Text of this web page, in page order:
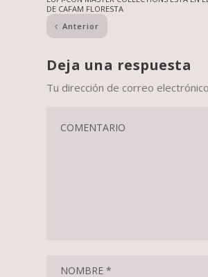
DE CAFAM FLORESTA
Anterior
Deja una respuesta
Tu dirección de correo